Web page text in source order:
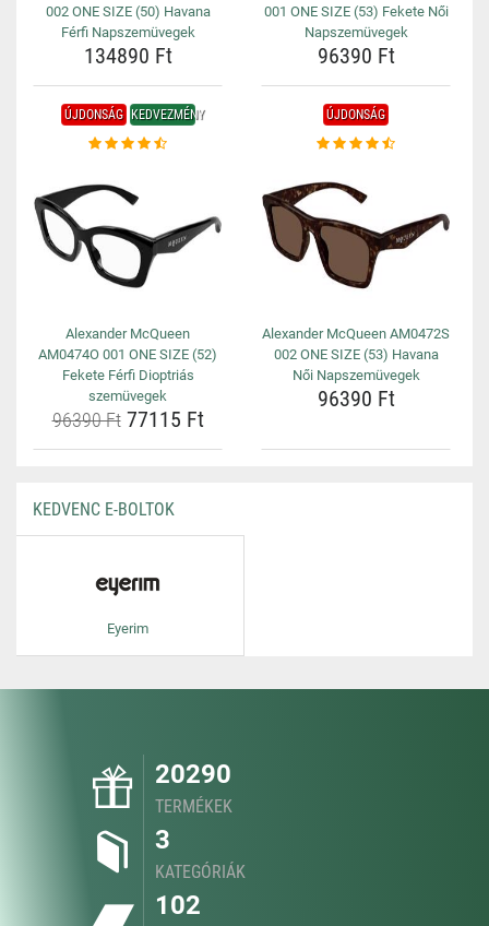
002 ONE SIZE (50) Havana
Férfi Napszemüvegek
134890 Ft
001 ONE SIZE (53) Fekete Női
Napszemüvegek
96390 Ft
ÚJDONSÁG KEDVEZMÉNY
Alexander McQueen
AM0474O 001 ONE SIZE (52)
Fekete Férfi Dioptriás
szemüvegek
96390 Ft77115 Ft
ÚJDONSÁG
Alexander McQueen AM0472S
002 ONE SIZE (53) Havana
Női Napszemüvegek
96390 Ft
KEDVENC E-BOLTOK
Eyerim
20290
TERMÉKEK
3
KATEGÓRIÁK
102